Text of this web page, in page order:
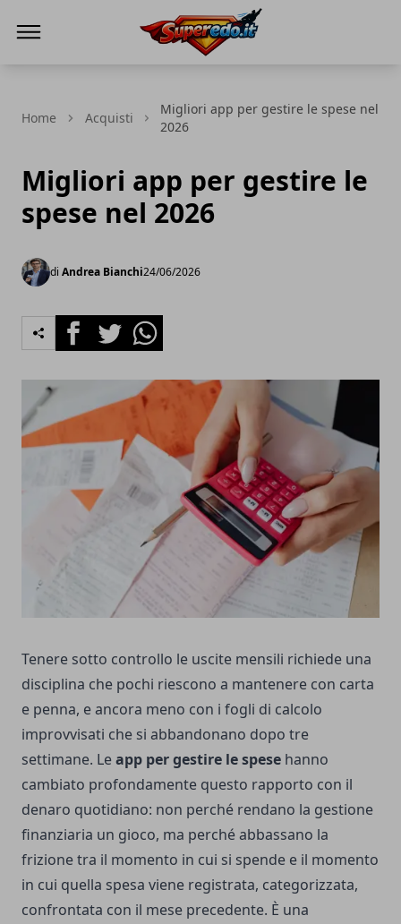
Home Acquisti
Migliori app per gestire le spese nel
2026
Migliori app per gestire le
spese nel 2026
di Andrea Bianchi24/06/2026
FacebookTwitterWhatsapp
Tenere sotto controllo le uscite mensili richiede una
disciplina che pochi riescono a mantenere con carta
e penna, e ancora meno con i fogli di calcolo
improvvisati che si abbandonano dopo tre
settimane. Leapp per gestire le spese hanno
cambiato profondamente questo rapporto con il
denaro quotidiano: non perché rendano la gestione
finanziaria un gioco, ma perché abbassano la
frizione tra il momento in cui si spende e il momento
in cui quella spesa viene registrata, categorizzata,
confrontata con il mese precedente. È una